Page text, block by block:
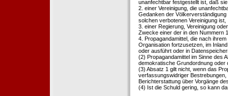
unanfechtbar festgestellt ist, daß
2. einer Vereinigung, die
Gedanken der
solchen verbotenen Vereinigung ist,
3. einer Regierung, Vereinigung
Zwecke einer der in den Nummern
4. Propagandamittel, die nach
Organisation fortzusetzen, im
oder ausführt oder in
(2) Propagandamittel im Sinne des
demokratische Grundordnung oder
(3) Absatz 1 gilt nicht, wenn das
verfassungswidriger
Berichterstattung über Vorgänge
(4) Ist die Schuld gering, so kann